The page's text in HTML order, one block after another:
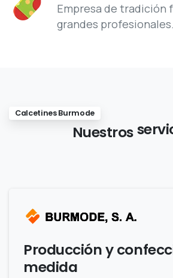
Empresa de tradición
grandes profesionales.
Calcetines Burmode
Nuestros
Producción y
medida